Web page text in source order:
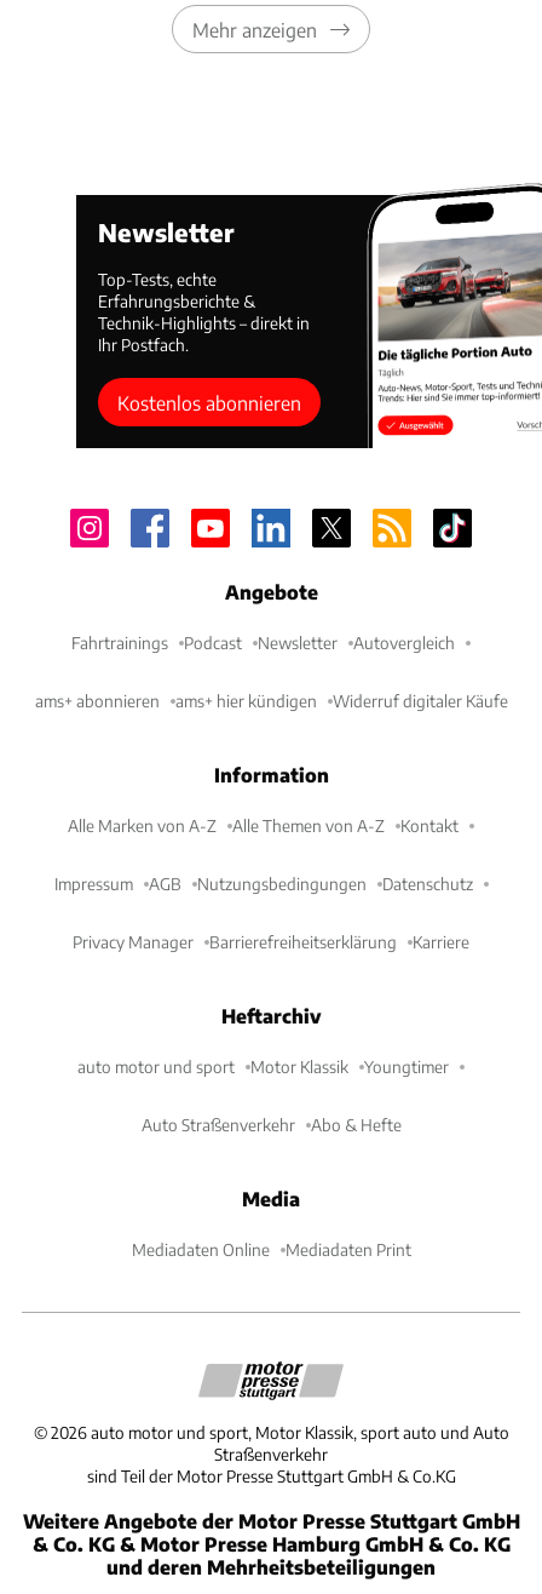
Mehr anzeigen
Newsletter
Top-Tests, echte
Erfahrungsberichte &
Technik-Highlights – direkt in
Ihr Postfach.
Kostenlos abonnieren
Angebote
Fahrtrainings Podcast Newsletter Autovergleich
ams+ abonnieren ams+ hier kündigen Widerruf digitaler Käufe
Information
Alle Marken von A-Z Alle Themen von A-Z Kontakt
Impressum AGB Nutzungsbedingungen Datenschutz
Privacy Manager Barrierefreiheitserklärung Karriere
Heftarchiv
auto motor und sport Motor Klassik Youngtimer
Auto Straßenverkehr Abo & Hefte
Media
Mediadaten Online Mediadaten Print
©2026 auto motor und sport, Motor Klassik, sport auto und Auto
Straßenverkehr
sind Teil der Motor Presse Stuttgart GmbH & Co.KG
Weitere Angebote der Motor Presse Stuttgart GmbH
& Co. KG & Motor Presse Hamburg GmbH & Co. KG
und deren Mehrheitsbeteiligungen